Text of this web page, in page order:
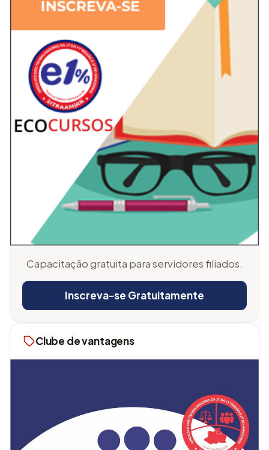
Capacitação gratuita para servidores filiados.
Inscreva-se Gratuitamente
Clube de vantagens